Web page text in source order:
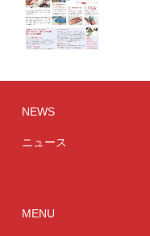
NEWS
ニュース
MENU